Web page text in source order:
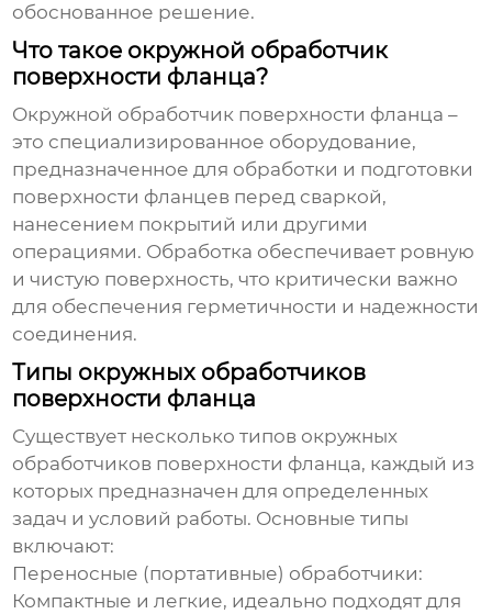
обоснованное решение.
Что такое окружной обработчик
поверхности фланца?
Окружной обработчик поверхности фланца –
это специализированное оборудование,
предназначенное для обработки и подготовки
поверхности фланцев перед сваркой,
нанесением покрытий или другими
операциями. Обработка обеспечивает ровную
и чистую поверхность, что критически важно
для обеспечения герметичности и надежности
соединения.
Типы окружных обработчиков
поверхности фланца
Существует несколько типов окружных
обработчиков поверхности фланца, каждый из
которых предназначен для определенных
задач и условий работы. Основные типы
включают:
Переносные (портативные) обработчики:
Компактные и легкие, идеально подходят для